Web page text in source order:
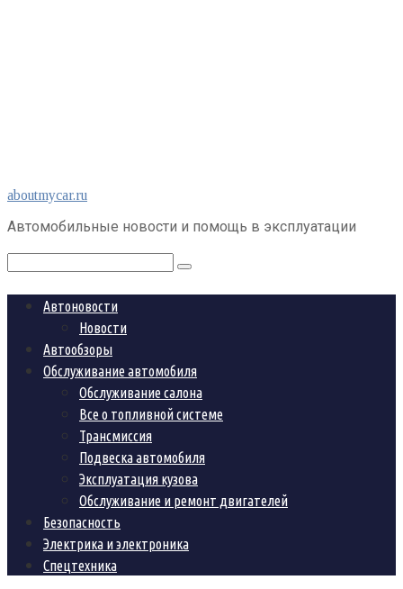
Перейти
к
aboutmycar.ru
Автомобильные новости и помощь в эксплуатации
Поиск:
Автоновости
Новости
Автообзоры
Обслуживание автомобиля
Обслуживание салона
Все о топливной системе
Трансмиссия
Подвеска автомобиля
Эксплуатация кузова
Обслуживание и ремонт двигателей
Безопасность
Электрика и электроника
Спецтехника